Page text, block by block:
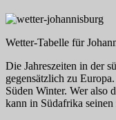
Wetter-Tabelle für
Die Jahreszeiten in der
gegensätzlich zu
Süden Winter. Wer also
kann in Südafrika